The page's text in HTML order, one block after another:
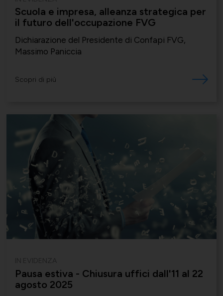
Scuola e impresa, alleanza strategica per
il futuro dell'occupazione FVG
Dichiarazione del Presidente di Confapi FVG,
Massimo Paniccia
Scopri di più
Pausa estiva - Chiusura uffici dall'11 al 22
agosto 2025